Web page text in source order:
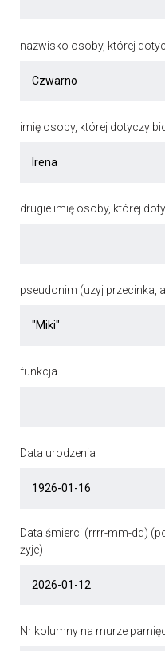
nazwisko osoby, której
imię osoby, której dotyczy
drugie imię osoby, której
pseudonim (uzyj przecinka,
funkcja
Data urodzenia
Data śmierci (rrrr-mm-dd)
żyje)
Nr kolumny na murze